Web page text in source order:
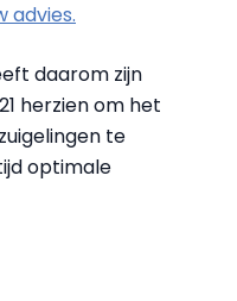
advies.
daarom zijn
herzien om het
te
optimale